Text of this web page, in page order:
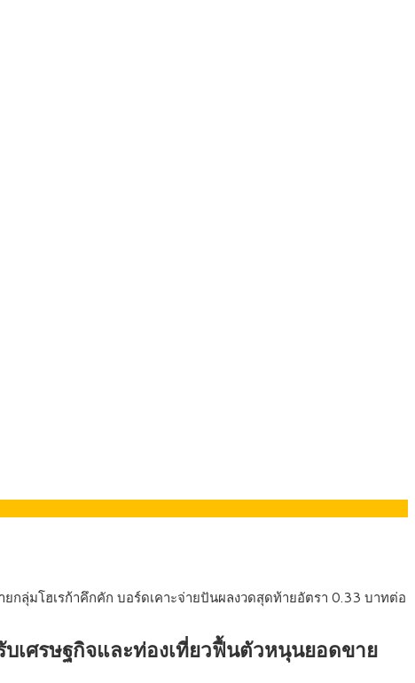
ลุ่มโฮเรก้าคึกคัก บอร์ดเคาะจ่ายปันผลงวดสุดท้ายอัตรา 0.33 บาทต่อ
เศรษฐกิจและท่องเที่ยวฟื้นตัวหนุนยอดขาย